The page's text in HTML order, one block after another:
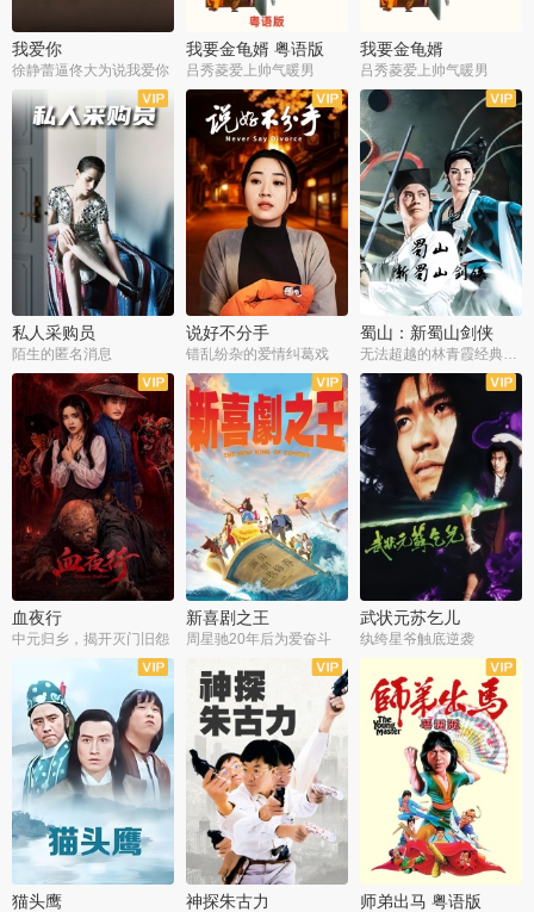
我爱你
徐静蕾逼佟大为说我爱你
我要金龟婿 粤语版
吕秀菱爱上帅气暖男
我要金龟婿
吕秀菱爱上帅气暖男
私人采购员
陌生的匿名消息
说好不分手
错乱纷杂的爱情纠葛戏
蜀山：新蜀山剑侠
无法超越的林青霞经典角色
血夜行
中元归乡，揭开灭门旧怨
新喜剧之王
周星驰20年后为爱奋斗
武状元苏乞儿
纨绔星爷触底逆袭
猫头鹰 神探朱古力 师弟出马 粤语版